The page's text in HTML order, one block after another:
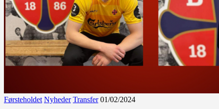
Førsteholdet Nyheder Transfer 01/02/2024